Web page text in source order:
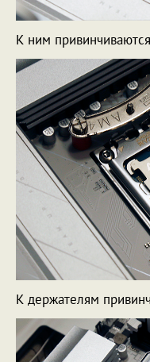
К ним
К держателям